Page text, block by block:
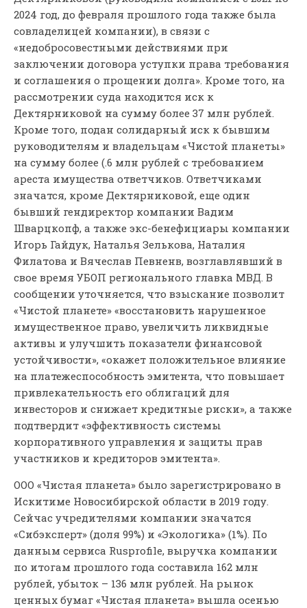
2024 год, до февраля прошлого года также была
совладелицей компании), в связи с
«недобросовестными действиями при
заключении договора уступки права требования
и соглашения о прощении долга». Кроме того, на
рассмотрении суда находится иск к
Дектярниковой на сумму более 37 млн рублей.
Кроме того, подан солидарный иск к бывшим
руководителям и владельцам «Чистой планеты»
на сумму более (.6 млн рублей с требованием
ареста имущества ответчиков. Ответчиками
значатся, кроме Дектярниковой, еще один
бывший гендиректор компании Вадим
Шварцкопф, а также экс-бенефициары компании
Игорь Гайдук, Наталья Зелькова, Наталия
Филатова и Вячеслав Певненв, возглавлявший в
свое время УБОП регионального главка МВД. В
сообщении уточняется, что взыскание позволит
«Чистой планете» «восстановить нарушенное
имущественное право, увеличить ликвидные
активы и улучшить показатели финансовой
устойчивости», «окажет положительное влияние
на платежеспособность эмитента, что повышает
привлекательность его облигаций для
инвесторов и снижает кредитные риски», а также
подтвердит «эффективность системы
корпоративного управления и защиты прав
участников и кредиторов эмитента».
ООО «Чистая планета» было зарегистрировано в
Искитиме Новосибирской области в 2019 году.
Сейчас учредителями компании значатся
«Сибэксперт» (доля 99%) и «Экологика» (1%). По
данным сервиса Rusprofile, выручка компании
по итогам прошлого года составила 162 млн
рублей, убыток – 136 млн рублей. На рынок
ценных бумаг «Чистая планета» вышла осенью